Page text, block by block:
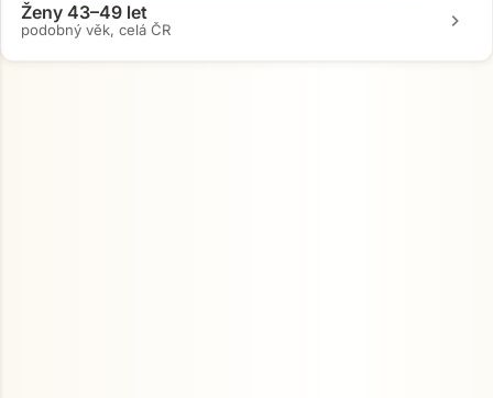
Ženy 43–49 let
podobný věk, celá ČR chevron_right